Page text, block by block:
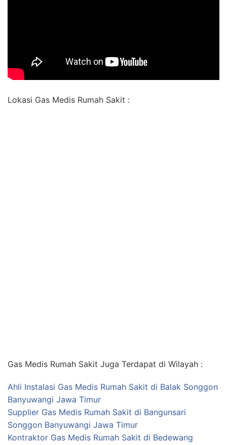
Lokasi Gas Medis Rumah Sakit :
Gas Medis Rumah Sakit Juga Terdapat di Wilayah :
Ahli Instalasi Gas Medis Rumah Sakit di Balak Songgon
Banyuwangi Jawa Timur
Supplier Gas Medis Rumah Sakit di Bangunsari
Songgon Banyuwangi Jawa Timur
Kontraktor Gas Medis Rumah Sakit di Bedewang